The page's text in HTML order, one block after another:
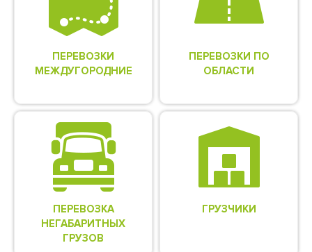
ПЕРЕВОЗКИ
МЕЖДУГОРОДНИЕ
ПЕРЕВОЗКИ ПО
ОБЛАСТИ
ПЕРЕВОЗКА
НЕГАБАРИТНЫХ
ГРУЗОВ
ГРУЗЧИКИ